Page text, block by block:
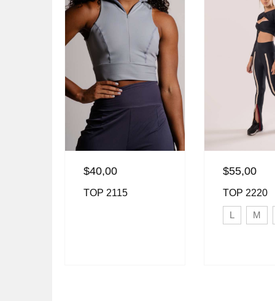
$40,00
TOP 2115
$55,00
TOP 2220
L M